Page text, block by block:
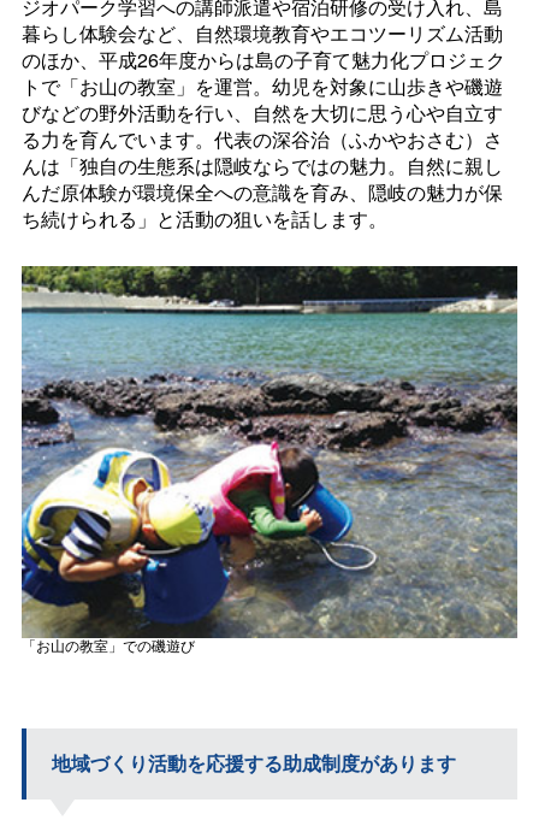
ジオパーク学習への講師派遣や宿泊研修の受け入れ、島
暮らし体験会など、自然環境教育やエコツーリズム活動
のほか、平成26年度からは島の子育て魅力化プロジェク
トで「お山の教室」を運営。幼児を対象に山歩きや磯遊
びなどの野外活動を行い、自然を大切に思う心や自立す
る力を育んでいます。代表の深谷治（ふかやおさむ）さ
んは「独自の生態系は隠岐ならではの魅力。自然に親し
んだ原体験が環境保全への意識を育み、隠岐の魅力が保
ち続けられる」と活動の狙いを話します。
「お山の教室」での磯遊び
地域づくり活動を応援する助成制度があります